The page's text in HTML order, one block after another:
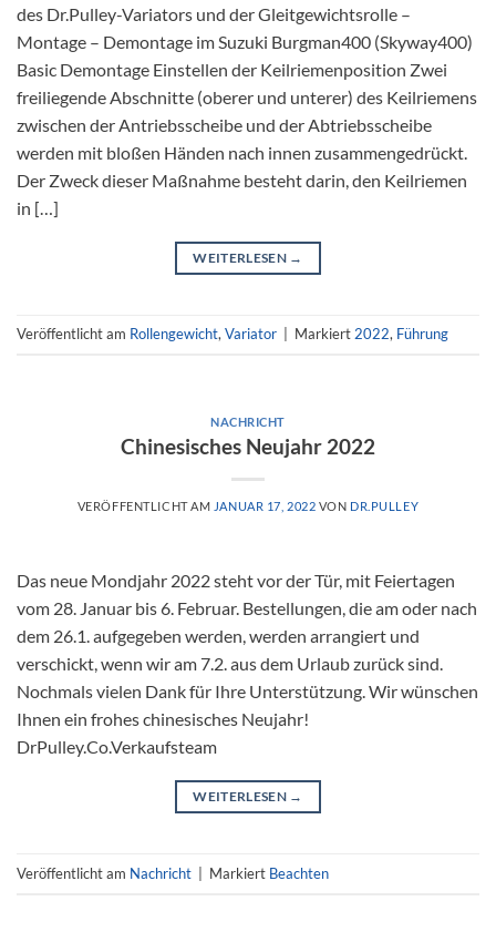
des Dr.Pulley-Variators und der Gleitgewichtsrolle –
Montage – Demontage im Suzuki Burgman400 (Skyway400)
Basic Demontage Einstellen der Keilriemenposition Zwei
freiliegende Abschnitte (oberer und unterer) des Keilriemens
zwischen der Antriebsscheibe und der Abtriebsscheibe
werden mit bloßen Händen nach innen zusammengedrückt.
Der Zweck dieser Maßnahme besteht darin, den Keilriemen
in […]
WEITERLESEN →
Veröffentlicht am Rollengewicht,Variator Markiert2022, Führung
NACHRICHT
Chinesisches Neujahr 2022
VERÖFFENTLICHT AM JANUAR 17, 2022 VON DR.PULLEY
Das neue Mondjahr 2022 steht vor der Tür, mit Feiertagen
vom 28. Januar bis 6. Februar. Bestellungen, die am oder nach
dem 26.1. aufgegeben werden, werden arrangiert und
verschickt, wenn wir am 7.2. aus dem Urlaub zurück sind.
Nochmals vielen Dank für Ihre Unterstützung. Wir wünschen
Ihnen ein frohes chinesisches Neujahr!
DrPulley.Co.Verkaufsteam
WEITERLESEN →
Veröffentlicht am Nachricht Markiert Beachten